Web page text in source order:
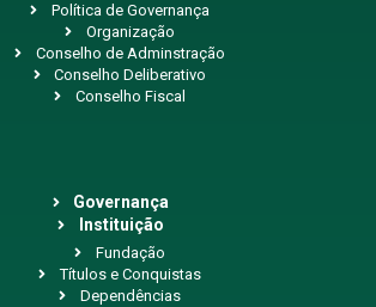
Política de Governança
Organização
Conselho de Adminstração
Conselho Deliberativo
Conselho Fiscal
Governança
Instituição
Fundação
Títulos e Conquistas
Dependências